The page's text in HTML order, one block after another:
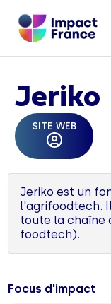
Jeriko
SITE WEB
Jeriko est un
l'agrifoodtech.
toute la chaîne
foodtech).
Focus d'impact